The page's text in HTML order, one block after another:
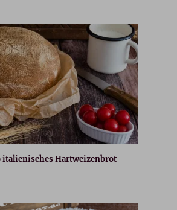
italienisches Hartweizenbrot